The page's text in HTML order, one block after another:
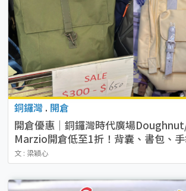
銅鑼灣 . 開倉
開倉優惠｜銅鑼灣時代廣場
Marzio開倉低至1折！背囊、書包、
文 : 梁穎心